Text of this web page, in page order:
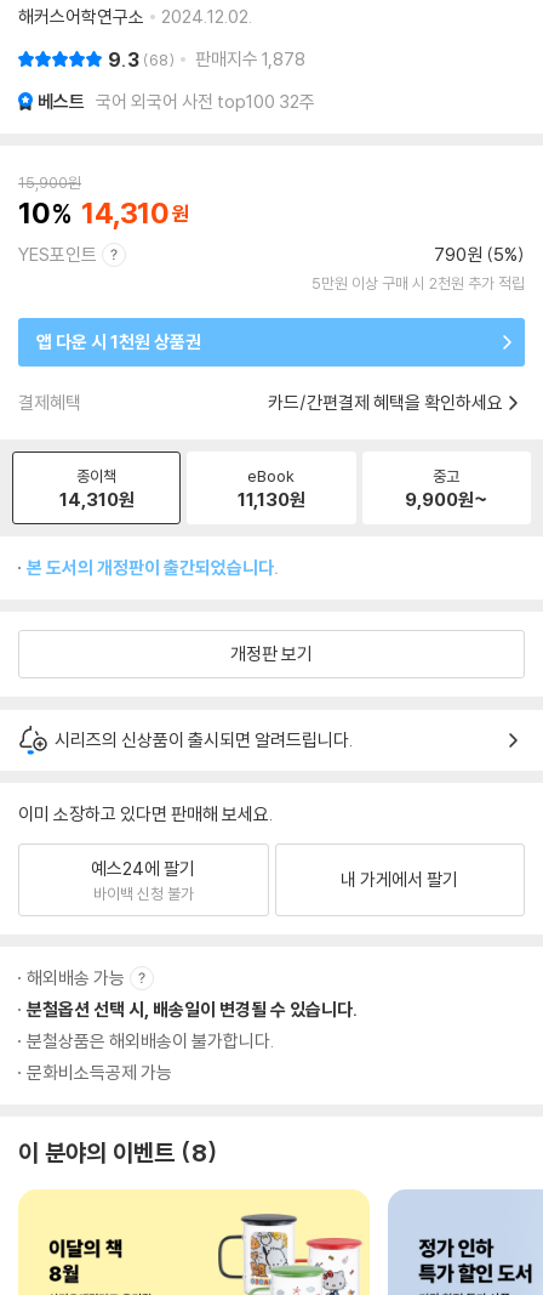
해커스어학연구소
2024.12.02.
9.3 68 판매지수 1,878
베스트 국어 외국어 사전 top100 32주
15,900원
10 14,310
YES포인트 790원 (5%)
5만원 이상 구매 시 2천원 추가 적립
앱 다운 시 1천원 상품권
결제혜택 카드/간편결제 혜택을 확인하세요
종이책
14,310원
eBook
11,130원
중고
9,900원~
본 도서의 개정판이 출간되었습니다.
개정판 보기
시리즈의 신상품이 출시되면 알려드립니다.
이미 소장하고 있다면 판매해 보세요.
예스24에 팔기
바이백 신청 불가
내 가게에서 팔기
해외배송 가능
분철옵션 선택 시, 배송일이 변경될 수 있습니다.
분철상품은 해외배송이 불가합니다.
문화비소득공제 가능
이 분야의 이벤트 8